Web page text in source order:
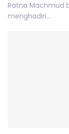
Ratna Machmud
menghadiri...